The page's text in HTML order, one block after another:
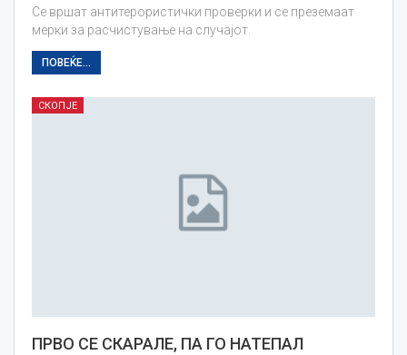
Се вршат антитерористички проверки и се преземаат
мерки за расчистување на случајот.
ПОВЕЌЕ...
СКОПЈЕ
ПРВО СЕ СКАРАЛЕ, ПА ГО НАТЕПАЛ